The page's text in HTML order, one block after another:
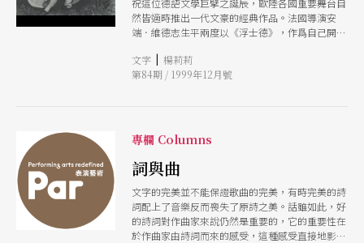
祝這位德語文學巨擘之誕辰，歐陸各國重要舞台自
然皆適時推出一代文豪的經典作品。法國導演安
端．維德志生平兩度以《浮士德》，作爲自己開創
幕戲，其詮釋的角度與表演策略，於今看來，仍渙
發新意與深諦。
文字 | 楊莉莉
第84期 / 1999年12月號
專欄 Columns
詞與曲
文字的完美並不能保證歌曲的完美，有時完美的詩
詞配上了音樂反而喪失了原詩之美。話雖如此，好
的詩詞對作曲家來說仍然是重要的，它的重要性在
於作曲家由詩詞而來的感受，這種感受直接地影響